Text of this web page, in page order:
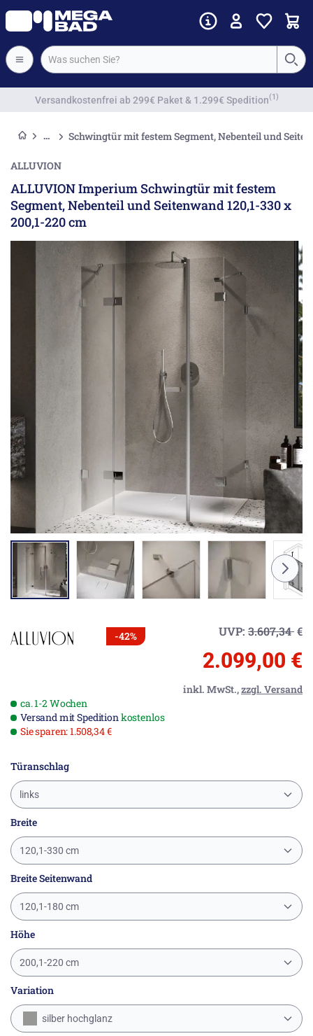
Vorkassenrabatt
Schwingtür mit festem Segment, Nebenteil und
ALLUVION
ALLUVION Imperium Schwingtür mit festem
Segment, Nebenteil und Seitenwand 120,1-330 x
200,1-220 cm
-42% UVP: 3.607,34€
2.099,00 €
inkl. MwSt.,zzgl. Versand
ca. 1-2 Wochen
Versand mit Speditionkostenlos
Sie sparen: 1.508,34 €
Türanschlag
links
Breite
120,1-330 cm
Breite Seitenwand
120,1-180 cm
Höhe
200,1-220 cm
Variation
silber hochglanz